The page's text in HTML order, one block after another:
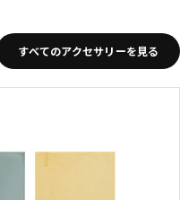
すべてのアクセサリーを見る